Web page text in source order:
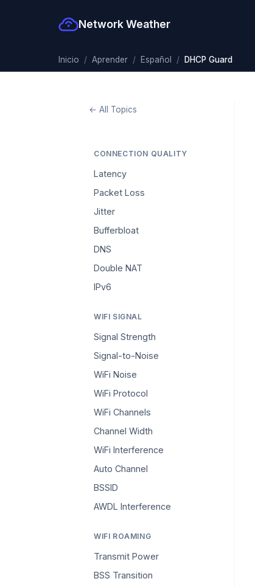
Network Weather
Inicio Aprender Español DHCP Guard
← All Topics
CONNECTION QUALITY
Latency
Packet Loss
Jitter
Bufferbloat
DNS
Double NAT
IPv6
WIFI SIGNAL
Signal Strength
Signal-to-Noise
WiFi Noise
WiFi Protocol
WiFi Channels
Channel Width
WiFi Interference
Auto Channel
BSSID
AWDL Interference
WIFI ROAMING
Transmit Power
BSS Transition